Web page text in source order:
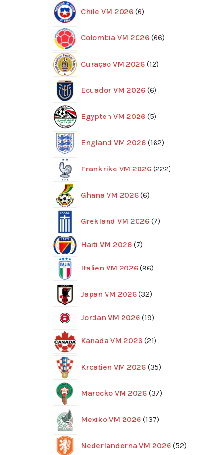
Chile VM 2026 6
produkter
Colombia VM 2026 66
produkter
Curaçao VM 2026 12
produkter
Ecuador VM 2026 6
produkter
Egypten VM 2026 5
produkter
England VM 2026 162
produkter
Frankrike VM 2026 222
produkter
Ghana VM 2026 6
produkter
Grekland VM 2026 7
produkter
Haiti VM 2026 77
Italien VM 2026 96
produkter
Japan VM 2026 32
produkter
Jordan VM 2026 1919
Kanada VM 2026 21
produkter
Kroatien VM 2026 35
produkter
Marocko VM 2026 37
produkter
Mexiko VM 2026 137
produkter
Nederländerna VM 2026 52